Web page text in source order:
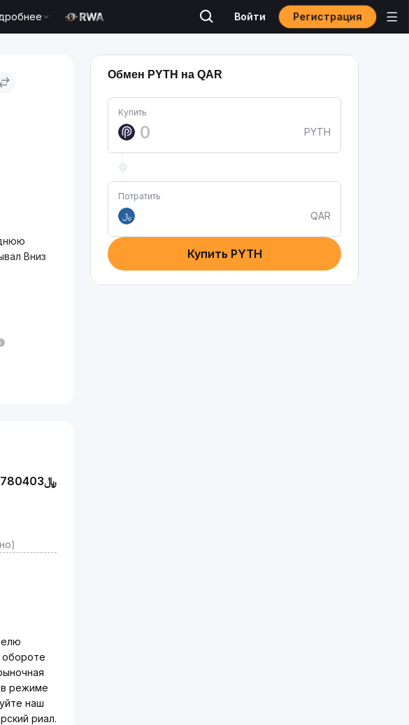
Войти Регистрация
Вниз
﷼
обороте
в режиме
наш
риал.
Обмен PYTH на QAR
Купить
PYTH
Потратить
﷼
QAR
Купить PYTH